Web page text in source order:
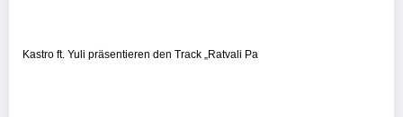
Kastro ft. Yuli präsentieren den Track „Ratvali Pa